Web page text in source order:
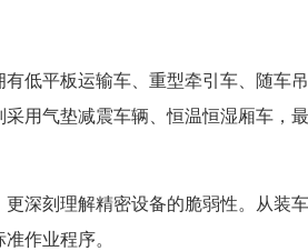
低平板运输车、重型牵引车、随车
用气垫减震车辆、恒温恒湿厢车，
深刻理解精密设备的脆弱性。从装
作业程序。